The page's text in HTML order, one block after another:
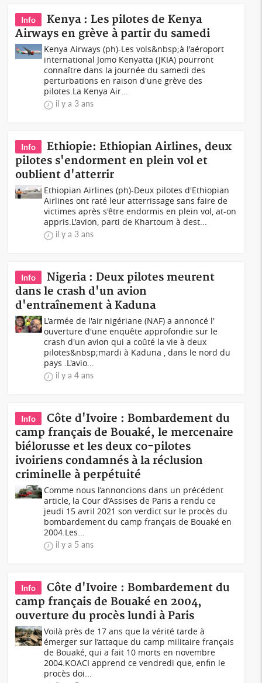
Info
Kenya : Les pilotes de Kenya
Airways en grève à partir du samedi
Kenya Airways (ph)-Les vols&nbsp;à l'aéroport
international Jomo Kenyatta (JKIA) pourront
connaître dans la journée du samedi des
perturbations en raison d'une grève des
pilotes.La Kenya Air...
il y a 3 ans
Info
Ethiopie: Ethiopian Airlines, deux
pilotes s'endorment en plein vol et
oublient d'atterrir
Ethiopian Airlines (ph)-Deux pilotes d'Ethiopian
Airlines ont raté leur atterrissage sans faire de
victimes après s'être endormis en plein vol, at-on
appris.L'avion, parti de Khartoum à dest...
il y a 3 ans
Info
Nigeria : Deux pilotes meurent
dans le crash d'un avion
d'entraînement à Kaduna
L'armée de l'air nigériane (NAF) a annoncé l'
ouverture d'une enquête approfondie sur le
crash d'un avion qui a coûté la vie à deux
pilotes&nbsp;mardi à Kaduna , dans le nord du
pays .L'avio...
il y a 4 ans
Info
Côte d'Ivoire : Bombardement du
camp français de Bouaké, le mercenaire
biélorusse et les deux co-pilotes
ivoiriens condamnés à la réclusion
criminelle à perpétuité
Comme nous l’annoncions dans un précédent
article, la Cour d’Assises de Paris a rendu ce
jeudi 15 avril 2021 son verdict sur le procès du
bombardement du camp français de Bouaké en
2004.Les...
il y a 5 ans
Info
Côte d'Ivoire : Bombardement du
camp français de Bouaké en 2004,
ouverture du procès lundi à Paris
Voilà près de 17 ans que la vérité tarde à
émerger sur l’attaque du camp militaire français
de Bouaké, qui a fait 10 morts en novembre
2004.KOACI apprend ce vendredi que, enfin le
procès doi...